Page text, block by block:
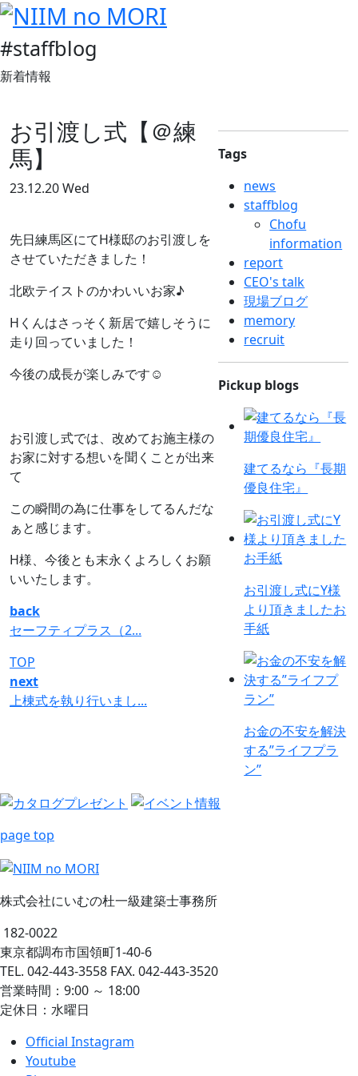
#staffblog
新着情報
お引渡し式【＠練
馬】
23.12.20 Wed
先日練馬区にてH様邸のお引渡しを
させていただきました！
北欧テイストのかわいいお家♪
Hくんはさっそく新居で嬉しそうに
走り回っていました！
今後の成長が楽しみです☺
お引渡し式では、改めてお施主様の
お家に対する想いを聞くことが出来
て
この瞬間の為に仕事をしてるんだな
ぁと感じます。
H様、今後とも末永くよろしくお願
いいたします。
back
セーフティプラス（2...
TOP
next
上棟式を執り行いまし...
Tags
news
staffblog
Chofu
information
report
CEO's talk
現場ブログ
memory
recruit
Pickup blogs
建てるなら『長期
優良住宅』
お引渡し式にY様
より頂きましたお
手紙
お金の不安を解決
する”ライフプラ
ン”
page top
株式会社にいむの杜一級建築士事務所
182-0022
東京都調布市国領町1-40-6
TEL. 042-443-3558 FAX. 042-443-3520
営業時間：9:00 ～ 18:00
定休日：水曜日
Official Instagram
Youtube